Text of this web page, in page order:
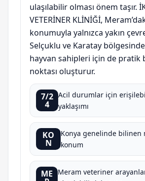
ulaşılabilir olması önem taşır.
VETERİNER KLİNİĞİ,
konumuyla yalnızca yakın
Selçuklu ve Karatay
hayvan sahipleri için de pratik
noktası oluşturur.
7/2
4
Acil durumlar için
yaklaşımı
KO
N
Konya genelinde bilinen
konum
ME
Meram veteriner